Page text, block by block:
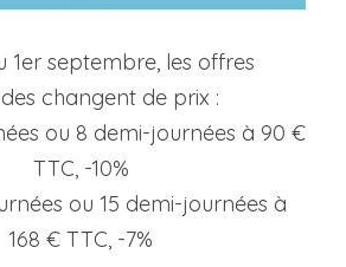
1er septembre, les offres
changent de prix :
ou 8 demi-journées à 90 €
TTC, -10%
ou 15 demi-journées à
168 € TTC, -7%